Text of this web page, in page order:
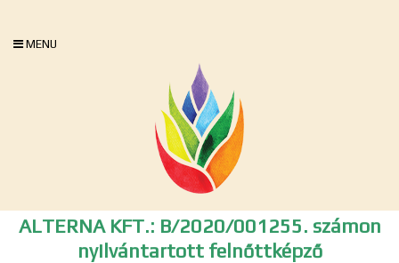
MENU
ALTERNA KFT.: B/2020/001255. számon
nyilvántartott felnőttképző